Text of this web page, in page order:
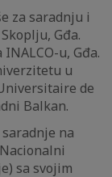
za saradnju i
Gđa.
u, Gđa.
u
de
Balkan.
na
sa svojim